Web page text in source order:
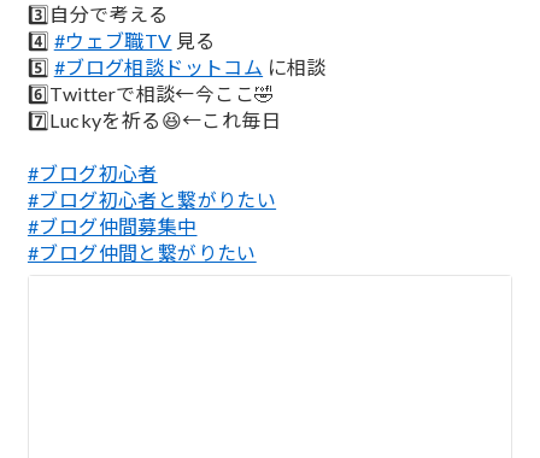
3️⃣自分で考える
4️⃣ #ウェブ職TV 見る
5️⃣ #ブログ相談ドットコム に相談
6️⃣Twitterで相談←今ここ🤣
7️⃣Luckyを祈る😆←これ毎日
#ブログ初心者
#ブログ初心者と繋がりたい
#ブログ仲間募集中
#ブログ仲間と繋がりたい